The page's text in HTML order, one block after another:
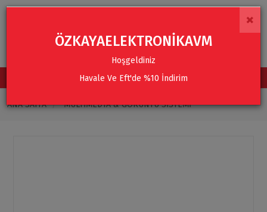
TÜM KATEGORİLER
ANA SAYFA MULTIMEDYA & GÖRÜNTÜ SISTEMI
×
ÖZKAYAELEKTRONİKAVM
Hoşgeldiniz
Havale Ve Eft'de %10 İndirim